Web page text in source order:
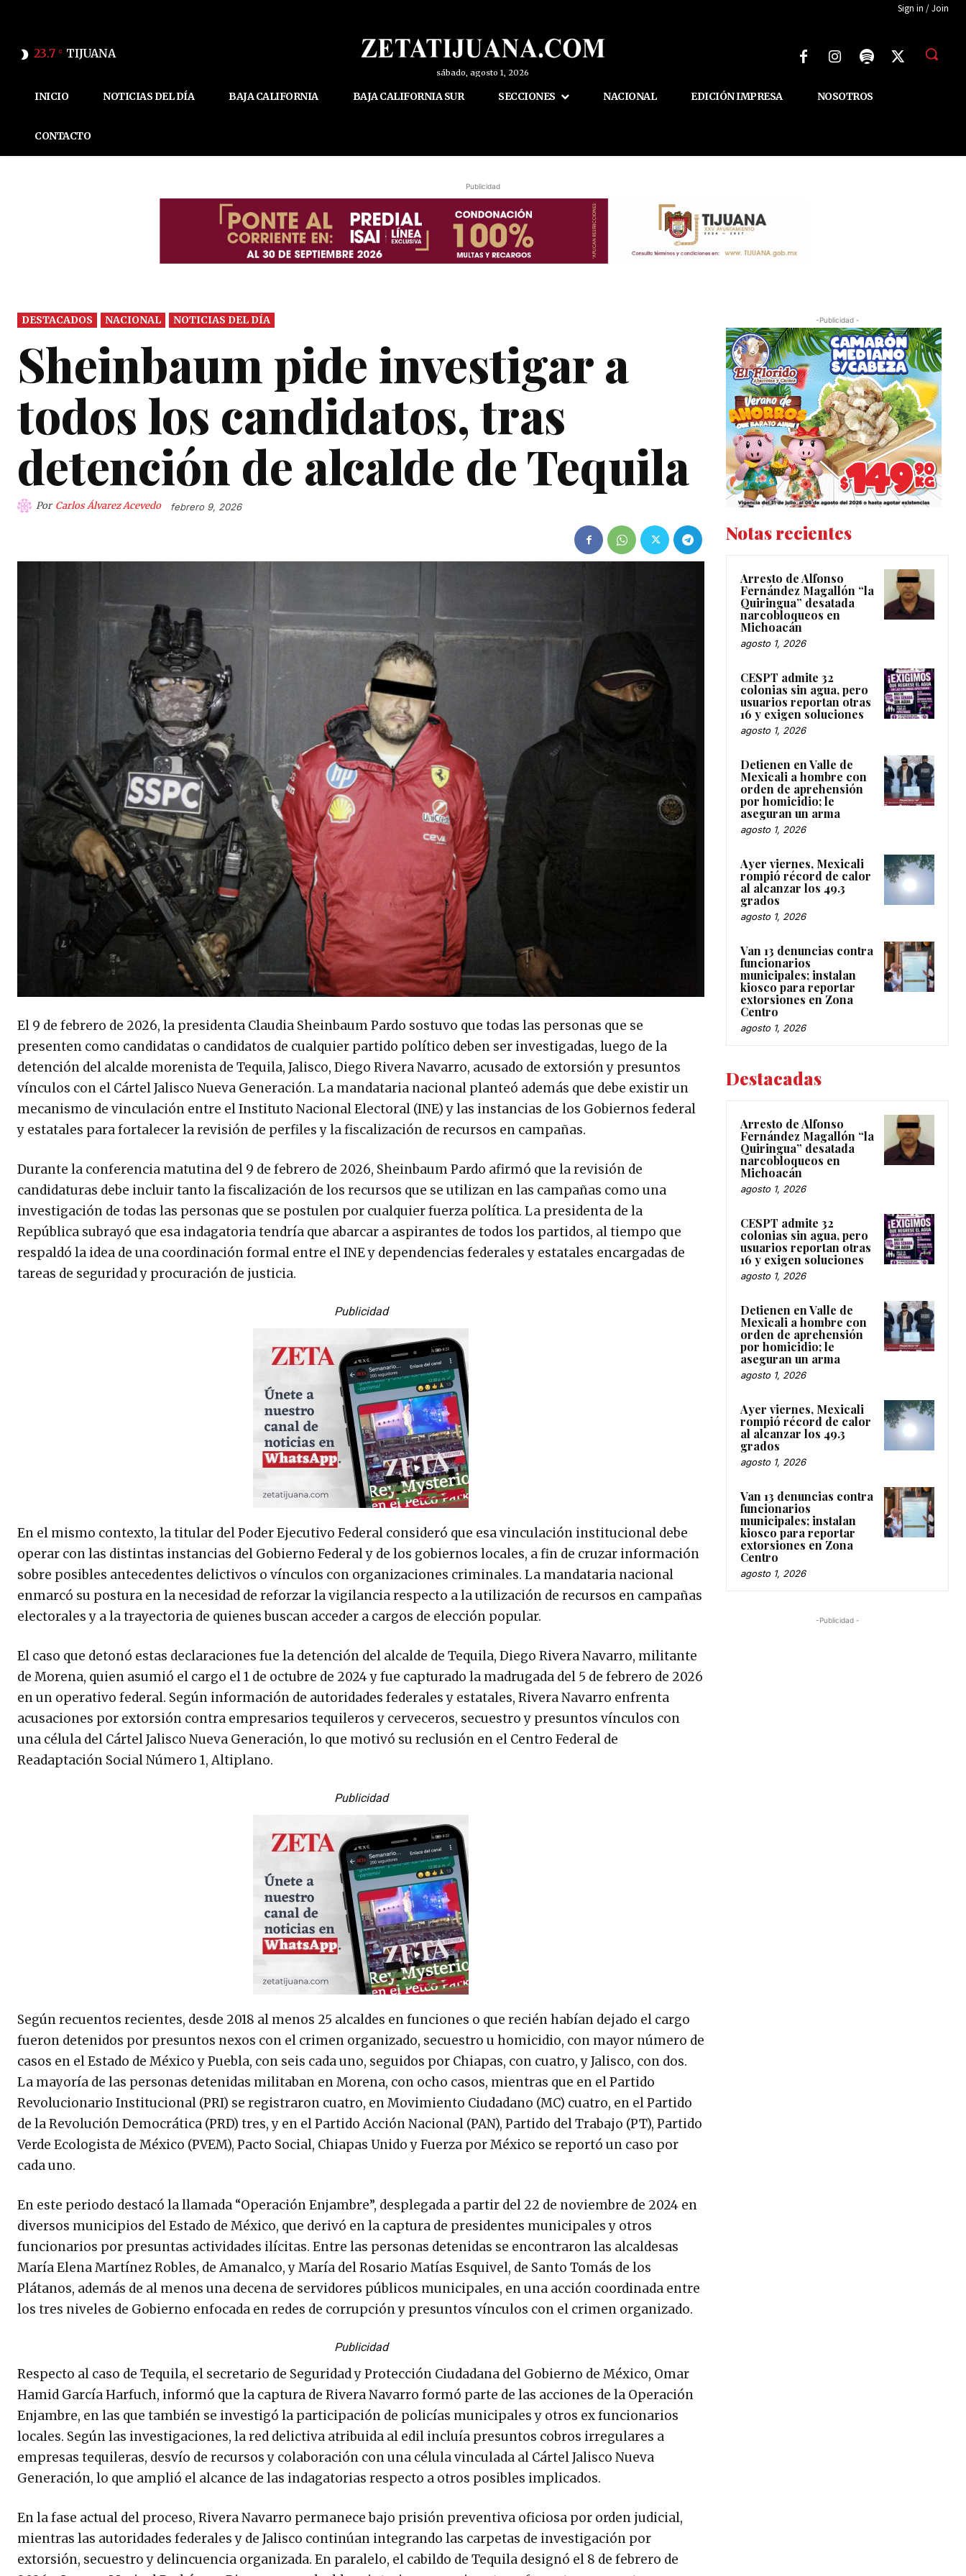
Sign in / Join
23.7 C TIJUANA
sábado, agosto 1, 2026
INICIO NOTICIAS DEL DÍA BAJA CALIFORNIA BAJA CALIFORNIA SUR SECCIONES NACIONAL EDICIÓN IMPRESA NOSOTROS
CONTACTO
Publicidad
DESTACADOS NACIONAL NOTICIAS DEL DÍA
Sheinbaum pide investigar a
todos los candidatos, tras
detención de alcalde de Tequila
Por Carlos Álvarez Acevedo febrero 9, 2026
El 9 de febrero de 2026, la presidenta Claudia Sheinbaum Pardo sostuvo que todas las personas que se
presenten como candidatas o candidatos de cualquier partido político deben ser investigadas, luego de la
detención del alcalde morenista de Tequila, Jalisco, Diego Rivera Navarro, acusado de extorsión y presuntos
vínculos con el Cártel Jalisco Nueva Generación. La mandataria nacional planteó además que debe existir un
mecanismo de vinculación entre el Instituto Nacional Electoral (INE) y las instancias de los Gobiernos federal
y estatales para fortalecer la revisión de perfiles y la fiscalización de recursos en campañas.
Durante la conferencia matutina del 9 de febrero de 2026, Sheinbaum Pardo afirmó que la revisión de
candidaturas debe incluir tanto la fiscalización de los recursos que se utilizan en las campañas como una
investigación de todas las personas que se postulen por cualquier fuerza política. La presidenta de la
República subrayó que esa indagatoria tendría que abarcar a aspirantes de todos los partidos, al tiempo que
respaldó la idea de una coordinación formal entre el INE y dependencias federales y estatales encargadas de
tareas de seguridad y procuración de justicia.
Publicidad
En el mismo contexto, la titular del Poder Ejecutivo Federal consideró que esa vinculación institucional debe
operar con las distintas instancias del Gobierno Federal y de los gobiernos locales, a fin de cruzar información
sobre posibles antecedentes delictivos o vínculos con organizaciones criminales. La mandataria nacional
enmarcó su postura en la necesidad de reforzar la vigilancia respecto a la utilización de recursos en campañas
electorales y a la trayectoria de quienes buscan acceder a cargos de elección popular.
El caso que detonó estas declaraciones fue la detención del alcalde de Tequila, Diego Rivera Navarro, militante
de Morena, quien asumió el cargo el 1 de octubre de 2024 y fue capturado la madrugada del 5 de febrero de 2026
en un operativo federal. Según información de autoridades federales y estatales, Rivera Navarro enfrenta
acusaciones por extorsión contra empresarios tequileros y cerveceros, secuestro y presuntos vínculos con
una célula del Cártel Jalisco Nueva Generación, lo que motivó su reclusión en el Centro Federal de
Readaptación Social Número 1, Altiplano.
Publicidad
Según recuentos recientes, desde 2018 al menos 25 alcaldes en funciones o que recién habían dejado el cargo
fueron detenidos por presuntos nexos con el crimen organizado, secuestro u homicidio, con mayor número de
casos en el Estado de México y Puebla, con seis cada uno, seguidos por Chiapas, con cuatro, y Jalisco, con dos.
La mayoría de las personas detenidas militaban en Morena, con ocho casos, mientras que en el Partido
Revolucionario Institucional (PRI) se registraron cuatro, en Movimiento Ciudadano (MC) cuatro, en el Partido
de la Revolución Democrática (PRD) tres, y en el Partido Acción Nacional (PAN), Partido del Trabajo (PT), Partido
Verde Ecologista de México (PVEM), Pacto Social, Chiapas Unido y Fuerza por México se reportó un caso por
cada uno.
En este periodo destacó la llamada “Operación Enjambre”, desplegada a partir del 22 de noviembre de 2024 en
diversos municipios del Estado de México, que derivó en la captura de presidentes municipales y otros
funcionarios por presuntas actividades ilícitas. Entre las personas detenidas se encontraron las alcaldesas
María Elena Martínez Robles, de Amanalco, y María del Rosario Matías Esquivel, de Santo Tomás de los
Plátanos, además de al menos una decena de servidores públicos municipales, en una acción coordinada entre
los tres niveles de Gobierno enfocada en redes de corrupción y presuntos vínculos con el crimen organizado.
Publicidad
Respecto al caso de Tequila, el secretario de Seguridad y Protección Ciudadana del Gobierno de México, Omar
Hamid García Harfuch, informó que la captura de Rivera Navarro formó parte de las acciones de la Operación
Enjambre, en las que también se investigó la participación de policías municipales y otros ex funcionarios
locales. Según las investigaciones, la red delictiva atribuida al edil incluía presuntos cobros irregulares a
empresas tequileras, desvío de recursos y colaboración con una célula vinculada al Cártel Jalisco Nueva
Generación, lo que amplió el alcance de las indagatorias respecto a otros posibles implicados.
En la fase actual del proceso, Rivera Navarro permanece bajo prisión preventiva oficiosa por orden judicial,
mientras las autoridades federales y de Jalisco continúan integrando las carpetas de investigación por
extorsión, secuestro y delincuencia organizada. En paralelo, el cabildo de Tequila designó el 8 de febrero de
-Publicidad -
Notas recientes
Arresto de Alfonso
Fernández Magallón “la
Quiringua” desatada
narcobloqueos en
Michoacán
agosto 1, 2026
CESPT admite 32
colonias sin agua, pero
usuarios reportan otras
16 y exigen soluciones
agosto 1, 2026
Detienen en Valle de
Mexicali a hombre con
orden de aprehensión
por homicidio; le
aseguran un arma
agosto 1, 2026
Ayer viernes, Mexicali
rompió récord de calor
al alcanzar los 49.3
grados
agosto 1, 2026
Van 13 denuncias contra
funcionarios
municipales; instalan
kiosco para reportar
extorsiones en Zona
Centro
agosto 1, 2026
Destacadas
Arresto de Alfonso
Fernández Magallón “la
Quiringua” desatada
narcobloqueos en
Michoacán
agosto 1, 2026
CESPT admite 32
colonias sin agua, pero
usuarios reportan otras
16 y exigen soluciones
agosto 1, 2026
Detienen en Valle de
Mexicali a hombre con
orden de aprehensión
por homicidio; le
aseguran un arma
agosto 1, 2026
Ayer viernes, Mexicali
rompió récord de calor
al alcanzar los 49.3
grados
agosto 1, 2026
Van 13 denuncias contra
funcionarios
municipales; instalan
kiosco para reportar
extorsiones en Zona
Centro
agosto 1, 2026
-Publicidad -